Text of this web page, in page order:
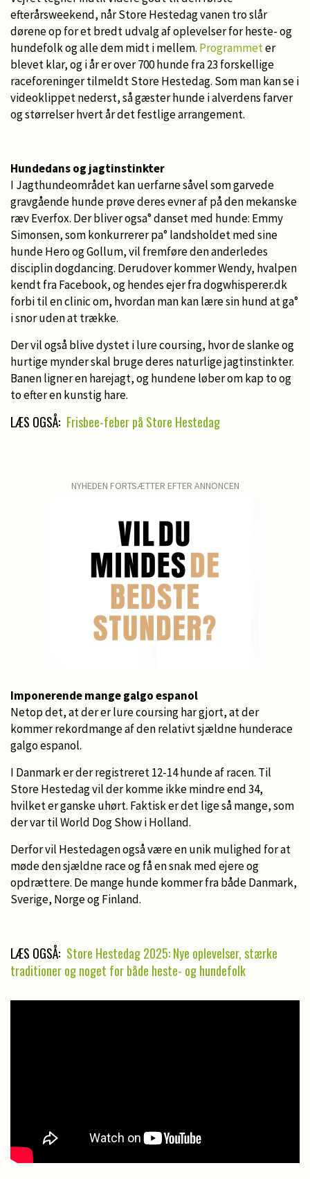
efterårsweekend, når Store Hestedag vanen tro slår
dørene op for et bredt udvalg af oplevelser for heste- og
hundefolk og alle dem midt i mellem. Programmeter
blevet klar, og i år er over 700 hunde fra 23 forskellige
raceforeninger tilmeldt Store Hestedag. Som man kan se i
videoklippet nederst, så gæster hunde i alverdens farver
og størrelser hvert år det festlige arrangement.
Hundedans og jagtinstinkter
I Jagthundeområdet kan uerfarne såvel som garvede
gravgående hunde prøve deres evner af på den mekanske
ræv Everfox. Der bliver ogsa° danset med hunde: Emmy
Simonsen, som konkurrerer pa° landsholdet med sine
hunde Hero og Gollum, vil fremføre den anderledes
disciplin dogdancing. Derudover kommer Wendy, hvalpen
kendt fra Facebook, og hendes ejer fra dogwhisperer.dk
forbi til en clinic om, hvordan man kan lære sin hund at ga°
i snor uden at trække.
Der vil også blive dystet i lure coursing, hvor de slanke og
hurtige mynder skal bruge deres naturlige jagtinstinkter.
Banen ligner en harejagt, og hundene løber om kap to og
to efter en kunstig hare.
LÆS OGSÅ: Frisbee-feber på Store Hestedag
NYHEDEN FORTSÆTTER EFTER ANNONCEN
Imponerende mange galgo espanol
Netop det, at der er lure coursing har gjort, at der
kommer rekordmange af den relativt sjældne hunderace
galgo espanol.
I Danmark er der registreret 12-14 hunde af racen. Til
Store Hestedag vil der komme ikke mindre end 34,
hvilket er ganske uhørt. Faktisk er det lige så mange, som
der var til World Dog Show i Holland.
Derfor vil Hestedagen også være en unik mulighed for at
møde den sjældne race og få en snak med ejere og
opdrættere. De mange hunde kommer fra både Danmark,
Sverige, Norge og Finland.
LÆS OGSÅ: Store Hestedag 2025: Nye oplevelser, stærke
traditioner og noget for både heste- og hundefolk